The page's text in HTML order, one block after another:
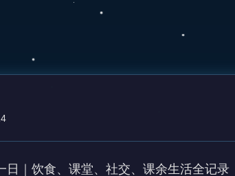
日｜饮食、课堂、社交、课余生活全记录